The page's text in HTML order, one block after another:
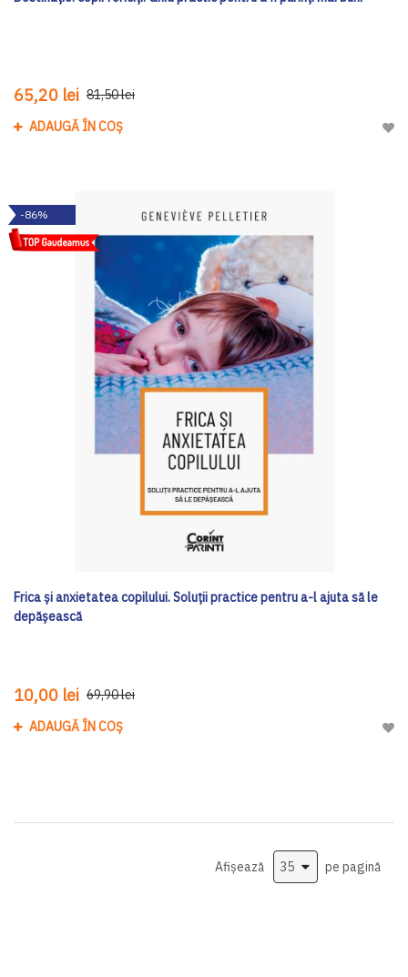
65,20 lei 81,50 lei
ADAUGĂ ÎN COȘ
-86%
Frica și anxietatea copilului. Soluții practice pentru a-l ajuta să le
depășească
10,00 lei 69,90 lei
ADAUGĂ ÎN COȘ
Afișează pe pagină